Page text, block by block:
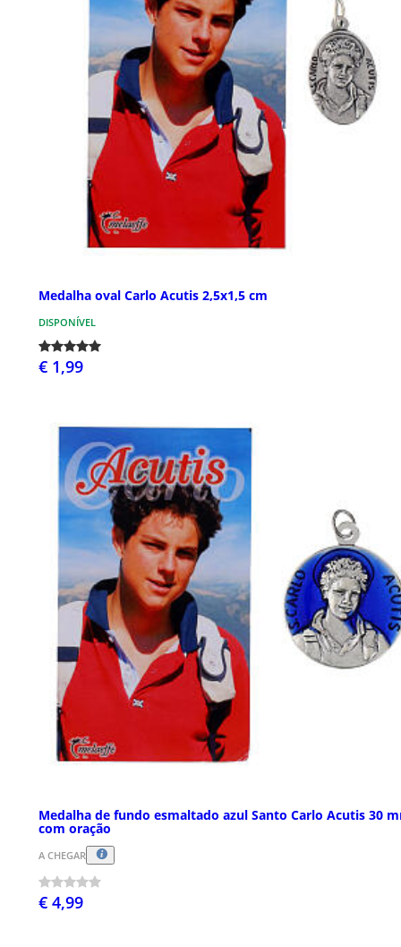
Medalha oval Carlo Acutis 2,5x1,5 cm
DISPONÍVEL
€ 1,99
Medalha de fundo esmaltado azul Santo Carlo Acutis 30
com oração
A CHEGAR
€ 4,99